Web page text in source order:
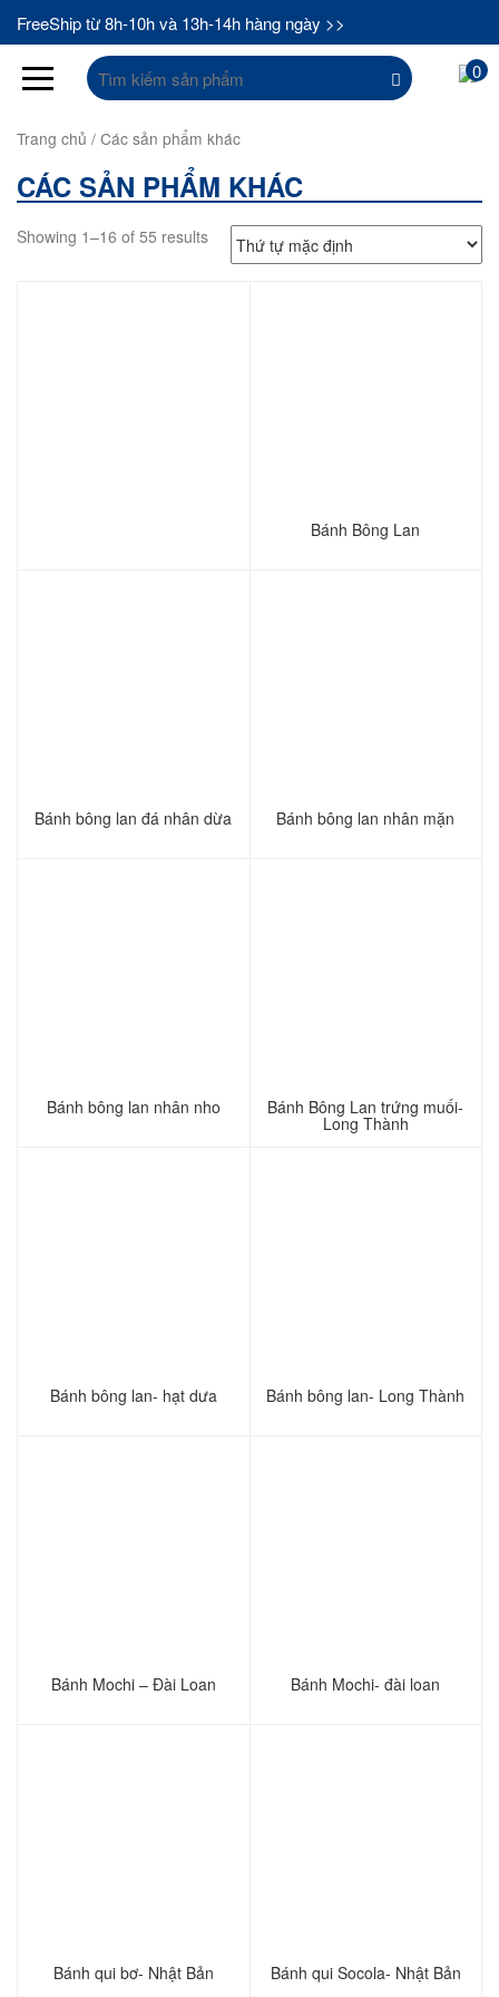
FreeShip từ 8h-10h và 13h-14h hàng ngày >>
Tìm
kiếm:
0
Trang chủ / Các sản phẩm khác
CÁC SẢN PHẨM KHÁC
Showing 1–16 of 55 results
Bánh Bông Lan
Bánh bông lan đá nhân dừa Bánh bông lan nhân mặn
Bánh bông lan nhân nho Bánh Bông Lan trứng muối-
Long Thành
Bánh bông lan- hạt dưa Bánh bông lan- Long Thành
Bánh Mochi – Đài Loan Bánh Mochi- đài loan
Bánh qui bơ- Nhật Bản Bánh qui Socola- Nhật Bản